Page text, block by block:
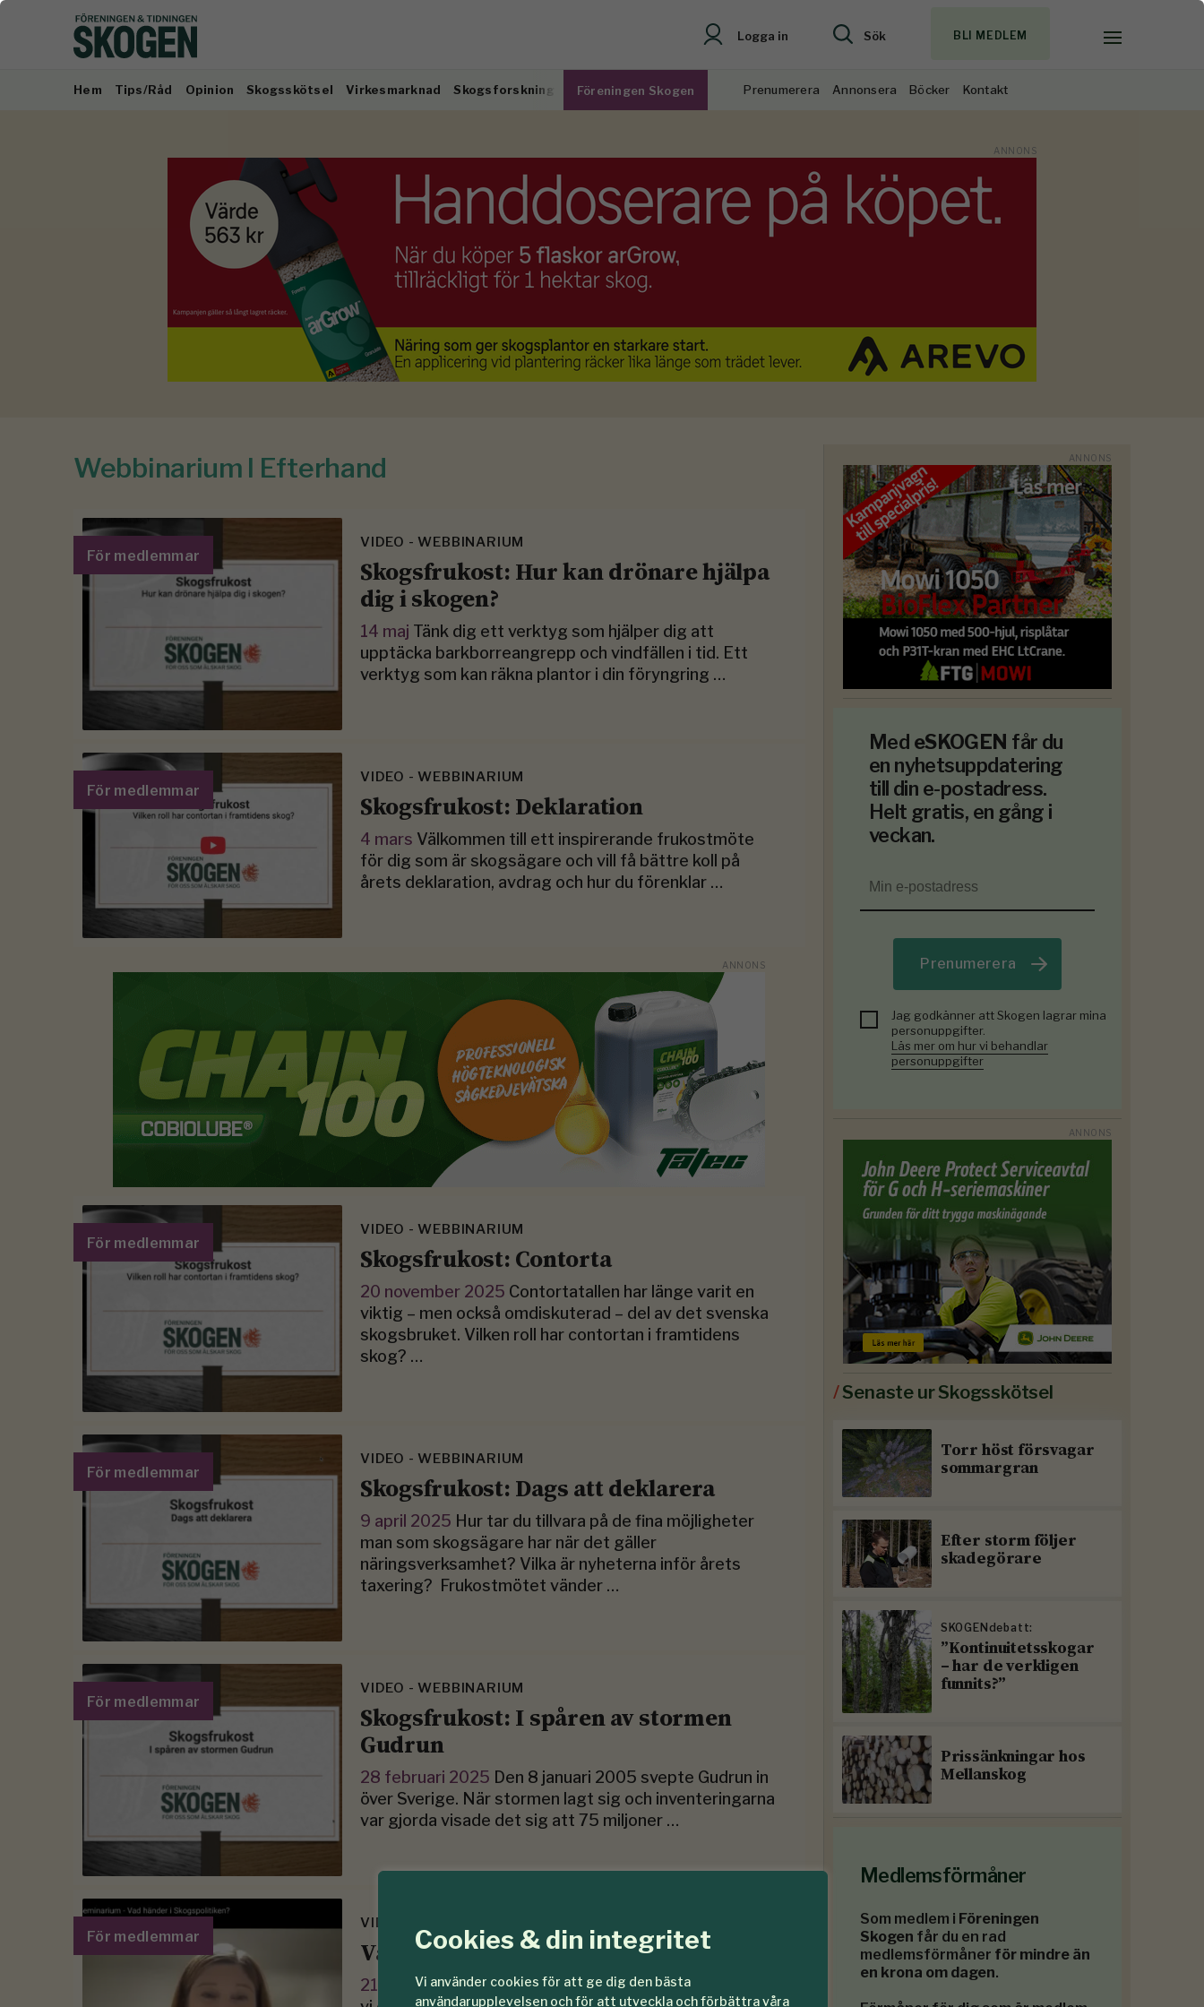
Cookies & din integritet
Vi använder cookies för att ge dig den bästa
användarupplevelsen och för att utveckla och förbättra våra
Logga in Sök BLI MEDLEM
Hem Tips/Råd Opinion Skogsskötsel Virkesmarknad Skogsforskning Föreningen Skogen Prenumerera Annonsera Böcker Kontakt
Webbinarium I Efterhand
För medlemmar
VIDEO - WEBBINARIUM
Skogsfrukost: Hur kan drönare hjälpa
dig i skogen?
14 maj Tänk dig ett verktyg som hjälper dig att
upptäcka barkborreangrepp och vindfällen i tid. Ett
verktyg som kan räkna plantor i din föryngring …
För medlemmar
VIDEO - WEBBINARIUM
Skogsfrukost: Deklaration
4 mars Välkommen till ett inspirerande frukostmöte
för dig som är skogsägare och vill få bättre koll på
årets deklaration, avdrag och hur du förenklar …
För medlemmar
VIDEO - WEBBINARIUM
Skogsfrukost: Contorta
20 november 2025 Contortatallen har länge varit en
viktig – men också omdiskuterad – del av det svenska
skogsbruket. Vilken roll har contortan i framtidens
skog? …
För medlemmar
VIDEO - WEBBINARIUM
Skogsfrukost: Dags att deklarera
9 april 2025 Hur tar du tillvara på de fina möjligheter
man som skogsägare har när det gäller
näringsverksamhet? Vilka är nyheterna inför årets
taxering? Frukostmötet vänder …
För medlemmar
VIDEO - WEBBINARIUM
Skogsfrukost: I spåren av stormen
Gudrun
28 februari 2025 Den 8 januari 2005 svepte Gudrun in
över Sverige. När stormen lagt sig och inventeringarna
var gjorda visade det sig att 75 miljoner …
För medlemmar
VIDEO - WEBBINARIUM
Vad händer i Skogspolitiken?
21 december 2023På detta seminarium uppdaterade
Med eSKOGEN får du
en nyhetsuppdatering
till din e-postadress.
Helt gratis, en gång i
veckan.
Prenumerera
Jag godkänner att Skogen lagrar mina
personuppgifter.
Läs mer om hur vi behandlar
personuppgifter
/Senaste ur Skogsskötsel
Torr höst försvagar
sommargran
Efter storm följer
skadegörare
SKOGENdebatt:
”Kontinuitetsskogar
– har de verkligen
funnits?”
Prissänkningar hos
Mellanskog
Medlemsförmåner
Som medlem i Föreningen
Skogen får du en rad
medlemsförmåner för mindre än
en krona om dagen.